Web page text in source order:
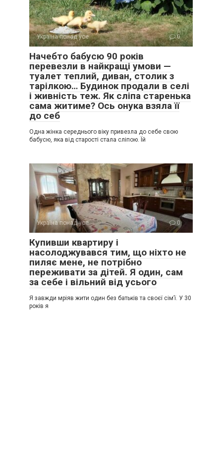
Україна понад усе 0
Начебто бабусю 90 років
перевезли в найкращі умови —
туалет теплий, диван, столик з
тарілкою… Будинок продали в селі
і живність теж. Як сліпа старенька
сама житиме? Ось онука взяла її
до себ
Одна жінка середнього віку привезла до себе свою
бабусю, яка від старості стала сліпою. Їй
Україна понад усе 0
Купивши квартиру і
насолоджувався тим, що ніхто не
пиляє мене, не потрібно
переживати за дітей. Я один, сам
за себе і вільний від усього
Я завжди мріяв жити один без батьків та своєї сім’ї. У 30
років я